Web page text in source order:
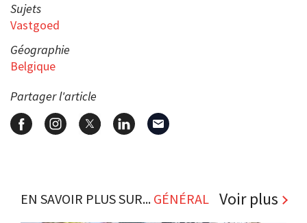
Sujets
Vastgoed
Géographie
Belgique
Partager l'article
EN SAVOIR PLUS SUR... GÉNÉRAL Voir plus